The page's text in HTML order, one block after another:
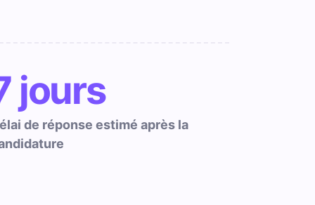
jours
de réponse estimé après la